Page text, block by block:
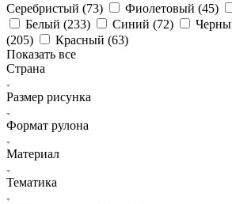
Серебристый (73) Фиолетовый (45)
Белый (233) Синий (72)
(205) Красный (63)
Показать все
Страна
Размер рисунка
Формат рулона
Материал
Тематика